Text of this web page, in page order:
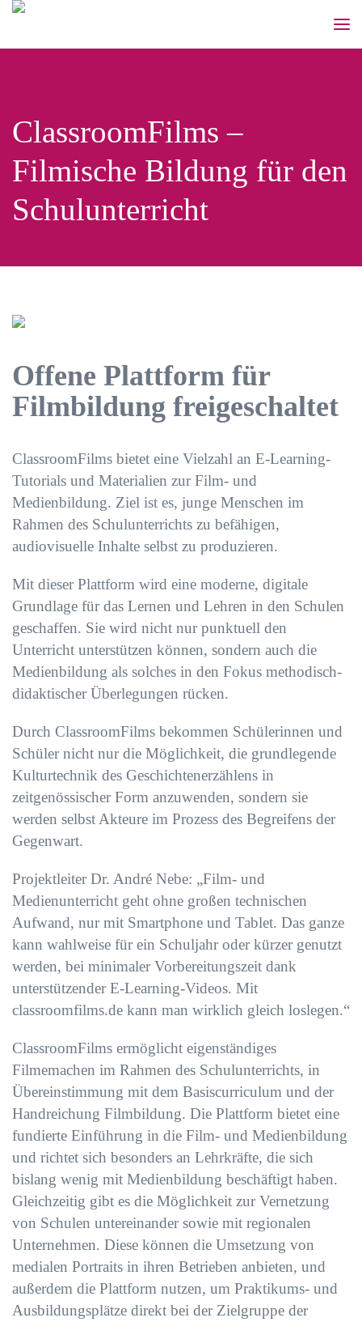
ClassroomFilms –
Filmische Bildung für den
Schulunterricht
Offene Plattform für
Filmbildung freigeschaltet
ClassroomFilms bietet eine Vielzahl an E-Learning-
Tutorials und Materialien zur Film- und
Medienbildung. Ziel ist es, junge Menschen im
Rahmen des Schulunterrichts zu befähigen,
audiovisuelle Inhalte selbst zu produzieren.
Mit dieser Plattform wird eine moderne, digitale
Grundlage für das Lernen und Lehren in den Schulen
geschaffen. Sie wird nicht nur punktuell den
Unterricht unterstützen können, sondern auch die
Medienbildung als solches in den Fokus methodisch-
didaktischer Überlegungen rücken.
Durch ClassroomFilms bekommen Schülerinnen und
Schüler nicht nur die Möglichkeit, die grundlegende
Kulturtechnik des Geschichtenerzählens in
zeitgenössischer Form anzuwenden, sondern sie
werden selbst Akteure im Prozess des Begreifens der
Gegenwart.
Projektleiter Dr. André Nebe: „Film- und
Medienunterricht geht ohne großen technischen
Aufwand, nur mit Smartphone und Tablet. Das ganze
kann wahlweise für ein Schuljahr oder kürzer genutzt
werden, bei minimaler Vorbereitungszeit dank
unterstützender E-Learning-Videos. Mit
classroomfilms.de kann man wirklich gleich loslegen.“
ClassroomFilms ermöglicht eigenständiges
Filmemachen im Rahmen des Schulunterrichts, in
Übereinstimmung mit dem Basiscurriculum und der
Handreichung Filmbildung. Die Plattform bietet eine
fundierte Einführung in die Film- und Medienbildung
und richtet sich besonders an Lehrkräfte, die sich
bislang wenig mit Medienbildung beschäftigt haben.
Gleichzeitig gibt es die Möglichkeit zur Vernetzung
von Schulen untereinander sowie mit regionalen
Unternehmen. Diese können die Umsetzung von
medialen Portraits in ihren Betrieben anbieten, und
außerdem die Plattform nutzen, um Praktikums- und
Ausbildungsplätze direkt bei der Zielgruppe der